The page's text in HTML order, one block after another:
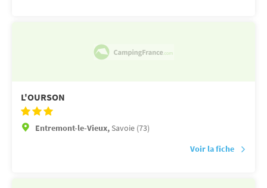
L'OURSON
Entremont-le-Vieux, Savoie (73)
Voir la fiche